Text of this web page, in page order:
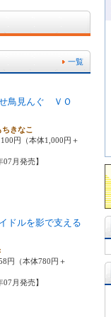
一覧
鳥見んぐ ＶＯ
ちきなこ
円（本体1,000円＋
月発売】
ドルを影で支える
円（本体780円＋
月発売】